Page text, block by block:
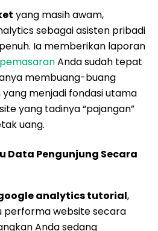
yang masih awam,
sebagai asisten pribadi
Ia memberikan laporan
Anda sudah tepat
membuang-buang
menjadi fondasi utama
yang tadinya “pajangan”
uang.
Data Pengunjung Secara
analytics tutorial,
performa website secara
Anda sedang